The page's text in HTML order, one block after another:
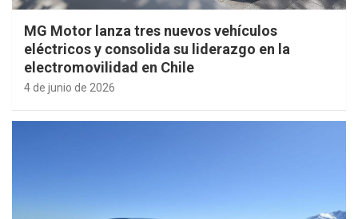
MG Motor lanza tres nuevos vehículos
eléctricos y consolida su liderazgo en la
electromovilidad en Chile
4 de junio de 2026